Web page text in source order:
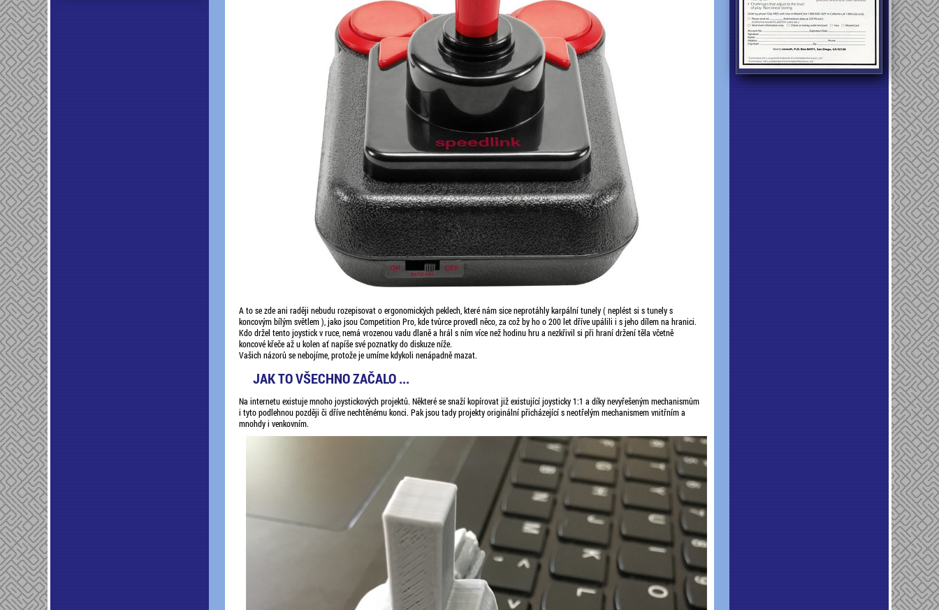
A to se zde ani raději nebudu rozepisovat o ergonomických peklech, které nám sice neprotáhly karpální tunely ( neplést si s tunely s
koncovým bílým světlem ), jako jsou Competition Pro, kde tvůrce provedl něco, za což by ho o 200 let dříve upálili i s jeho dílem na hranici.
Kdo držel tento joystick v ruce, nemá vrozenou vadu dlaně a hrál s ním více než hodinu hru a nezkřivil si při hraní držení těla včetně
koncové křeče až u kolen ať napíše své poznatky do diskuze níže.
Vašich názorů se nebojíme, protože je umíme kdykoli nenápadně mazat.
JAK TO VŠECHNO ZAČALO ...
Na internetu existuje mnoho joystickových projektů. Některé se snaží kopírovat již existující joysticky 1:1 a díky nevyřešeným mechanismům
i tyto podlehnou později či dříve nechtěnému konci. Pak jsou tady projekty originální přicházející s neotřelým mechanismem vnitřním a
mnohdy i venkovním.